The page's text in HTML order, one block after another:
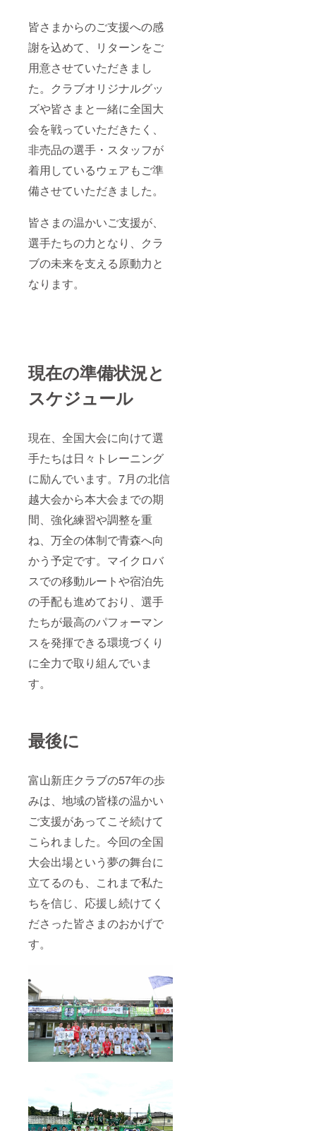
皆さまからのご支援への感
謝を込めて、リターンをご
用意させていただきまし
た。クラブオリジナルグッ
ズや皆さまと一緒に全国大
会を戦っていただきたく、
非売品の選手・スタッフが
着用しているウェアもご準
備させていただきました。
皆さまの温かいご支援が、
選手たちの力となり、クラ
ブの未来を支える原動力と
なります。
現在の準備状況と
スケジュール
現在、全国大会に向けて選
手たちは日々トレーニング
に励んでいます。7月の北信
越大会から本大会までの期
間、強化練習や調整を重
ね、万全の体制で青森へ向
かう予定です。マイクロバ
スでの移動ルートや宿泊先
の手配も進めており、選手
たちが最高のパフォーマン
スを発揮できる環境づくり
に全力で取り組んでいま
す。
最後に
富山新庄クラブの57年の歩
みは、地域の皆様の温かい
ご支援があってこそ続けて
こられました。今回の全国
大会出場という夢の舞台に
立てるのも、これまで私た
ちを信じ、応援し続けてく
ださった皆さまのおかげで
す。